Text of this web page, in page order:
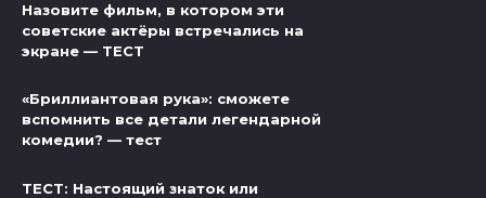
Назовите фильм, в котором эти
советские актёры встречались на
экране — ТЕСТ
«Бриллиантовая рука»: сможете
вспомнить все детали легендарной
комедии? — тест
ТЕСТ: Настоящий знаток или